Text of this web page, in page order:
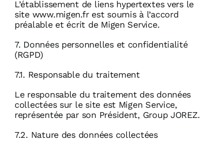
L’établissement de liens hypertextes vers le
site www.migen.fr est soumis à l’accord
préalable et écrit de Migen Service.
7. Données personnelles et confidentialité
(RGPD)
7.1. Responsable du traitement
Le responsable du traitement des données
collectées sur le site est Migen Service,
représentée par son Président, Group JOREZ.
7.2. Nature des données collectées